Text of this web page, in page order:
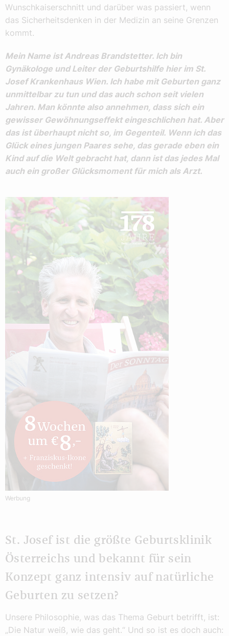
Wunschkaiserschnitt und darüber was passiert, wenn
das Sicherheitsdenken in der Medizin an seine Grenzen
kommt.
Mein Name ist Andreas Brandstetter. Ich bin
Gynäkologe und Leiter der Geburtshilfe hier im St.
Josef Krankenhaus Wien. Ich habe mit Geburten ganz
unmittelbar zu tun und das auch schon seit vielen
Jahren. Man könnte also annehmen, dass sich ein
gewisser Gewöhnungseffekt eingeschlichen hat. Aber
das ist überhaupt nicht so, im Gegenteil. Wenn ich das
Glück eines jungen Paares sehe, das gerade eben ein
Kind auf die Welt gebracht hat, dann ist das jedes Mal
auch ein großer Glücksmoment für mich als Arzt.
Werbung
St. Josef ist die größte Geburtsklinik
Österreichs und bekannt für sein
Konzept ganz intensiv auf natürliche
Geburten zu setzen?
Unsere Philosophie, was das Thema Geburt betrifft, ist:
„Die Natur weiß, wie das geht.“ Und so ist es doch auch: